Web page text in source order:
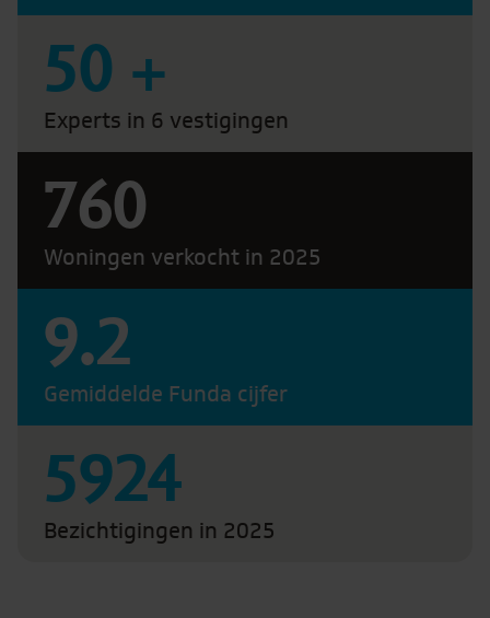
50+
Experts in 6 vestigingen
760
Woningen verkocht in 2025
9.2
Gemiddelde Funda cijfer
5924
Bezichtigingen in 2025